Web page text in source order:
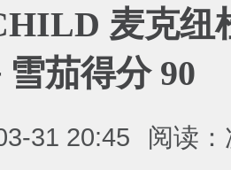
麦克纽
茄得分 90
31 20:45 阅读：